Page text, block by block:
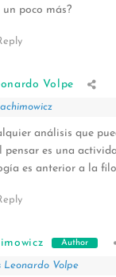
poco más?
Volpe
análisis que
pensar es una
es anterior a la
Author
Leonardo Volpe